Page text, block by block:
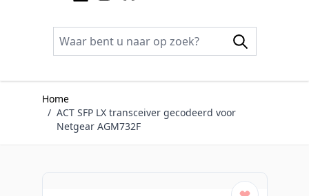
Home
/ ACT SFP LX transceiver gecodeerd voor
Netgear AGM732F